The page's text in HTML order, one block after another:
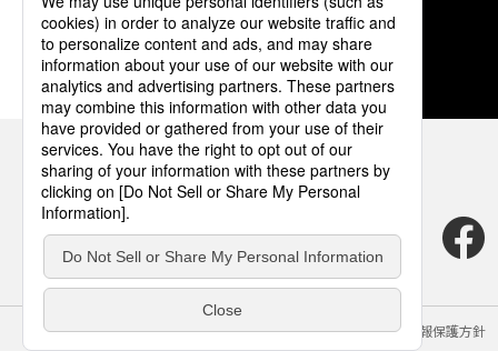
サイトのご利用にあたって クッキーポリシー 個人情報保護方針